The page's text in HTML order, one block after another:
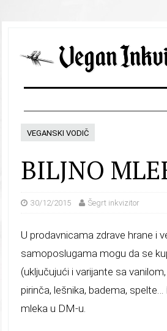
VEGANSKI VODIČ
BILJNO
30/12/2015 Šegrt inkvizitor
U prodavnicama zdrave hrane i
samoposlugama mogu da se
(uključujući i varijante sa
pirinča, lešnika, badema,
mleka u DM-u.